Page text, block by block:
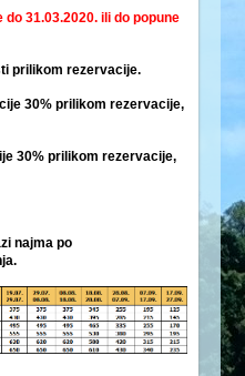
do 31.03.2020. ili do popune
prilikom rezervacije.
30% prilikom rezervacije,
30% prilikom rezervacije,
najma po